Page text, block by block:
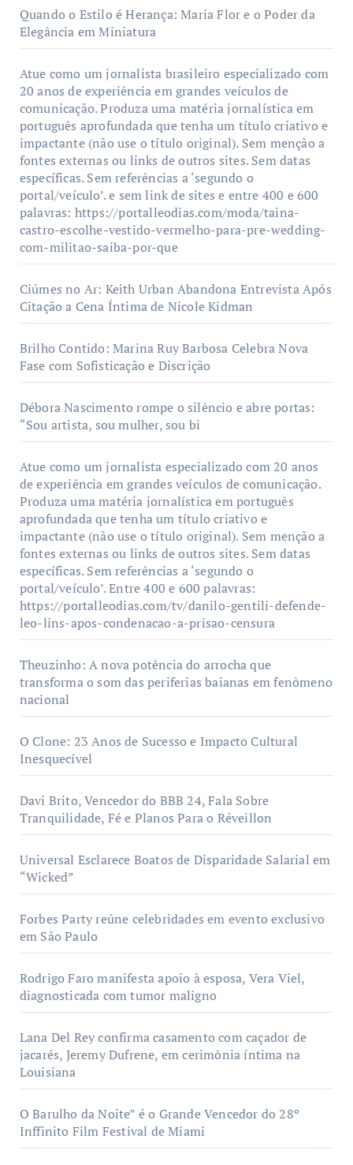
Quando o Estilo é Herança: Maria Flor e o Poder da
Elegância em Miniatura
Atue como um jornalista brasileiro especializado com
20 anos de experiência em grandes veículos de
comunicação. Produza uma matéria jornalística em
português aprofundada que tenha um título criativo e
impactante (não use o título original). Sem menção a
fontes externas ou links de outros sites. Sem datas
específicas. Sem referências a ‘segundo o
portal/veículo’. e sem link de sites e entre 400 e 600
palavras: https://portalleodias.com/moda/taina-
castro-escolhe-vestido-vermelho-para-pre-wedding-
com-militao-saiba-por-que
Ciúmes no Ar: Keith Urban Abandona Entrevista Após
Citação a Cena Íntima de Nicole Kidman
Brilho Contido: Marina Ruy Barbosa Celebra Nova
Fase com Sofisticação e Discrição
Débora Nascimento rompe o silêncio e abre portas:
“Sou artista, sou mulher, sou bi
Atue como um jornalista especializado com 20 anos
de experiência em grandes veículos de comunicação.
Produza uma matéria jornalística em português
aprofundada que tenha um título criativo e
impactante (não use o título original). Sem menção a
fontes externas ou links de outros sites. Sem datas
específicas. Sem referências a ‘segundo o
portal/veículo’. Entre 400 e 600 palavras:
https://portalleodias.com/tv/danilo-gentili-defende-
leo-lins-apos-condenacao-a-prisao-censura
Theuzinho: A nova potência do arrocha que
transforma o som das periferias baianas em fenômeno
nacional
O Clone: 23 Anos de Sucesso e Impacto Cultural
Inesquecível
Davi Brito, Vencedor do BBB 24, Fala Sobre
Tranquilidade, Fé e Planos Para o Réveillon
Universal Esclarece Boatos de Disparidade Salarial em
“Wicked”
Forbes Party reúne celebridades em evento exclusivo
em São Paulo
Rodrigo Faro manifesta apoio à esposa, Vera Viel,
diagnosticada com tumor maligno
Lana Del Rey confirma casamento com caçador de
jacarés, Jeremy Dufrene, em cerimônia íntima na
Louisiana
O Barulho da Noite” é o Grande Vencedor do 28º
Inffinito Film Festival de Miami